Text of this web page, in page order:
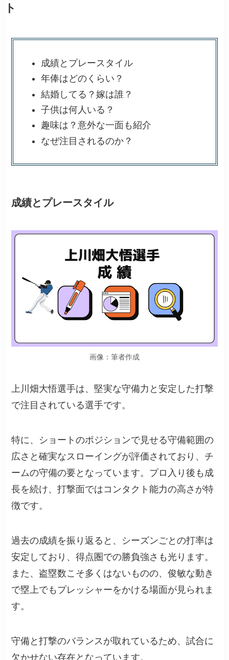
ト
成績とプレースタイル
年俸はどのくらい？
結婚してる？嫁は誰？
子供は何人いる？
趣味は？意外な一面も紹介
なぜ注目されるのか？
成績とプレースタイル
画像：筆者作成
上川畑大悟選手は、堅実な守備力と安定した打撃
で注目されている選手です。
特に、ショートのポジションで見せる守備範囲の
広さと確実なスローイングが評価されており、チ
ームの守備の要となっています。プロ入り後も成
長を続け、打撃面ではコンタクト能力の高さが特
徴です。
過去の成績を振り返ると、シーズンごとの打率は
安定しており、得点圏での勝負強さも光ります。
また、盗塁数こそ多くはないものの、俊敏な動き
で塁上でもプレッシャーをかける場面が見られま
す。
守備と打撃のバランスが取れているため、試合に
欠かせない存在となっています。